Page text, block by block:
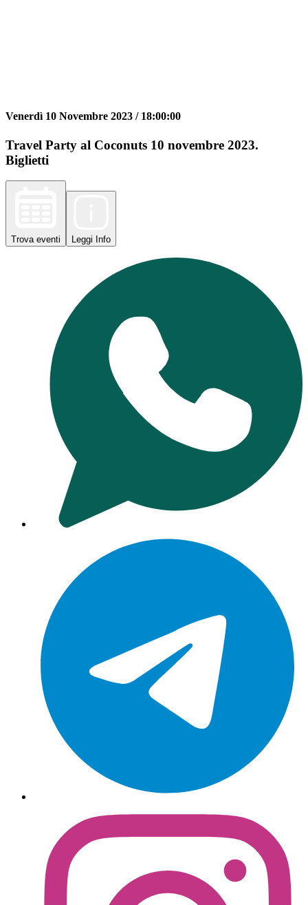
Venerdì 10 Novembre 2023 / 18:00:00
Travel Party al Coconuts 10 novembre 2023.
Biglietti
Trova eventi Leggi Info